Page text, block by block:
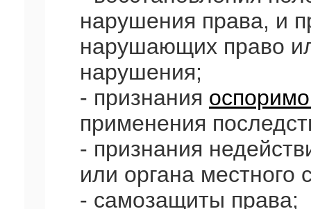
нарушения права, и
нарушающих право
нарушения;
- признания
применения
- признания
или органа местного
- самозащиты права;